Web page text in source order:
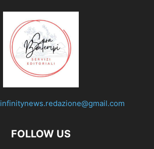
infinitynews.redazione@gmail.com
FOLLOW US